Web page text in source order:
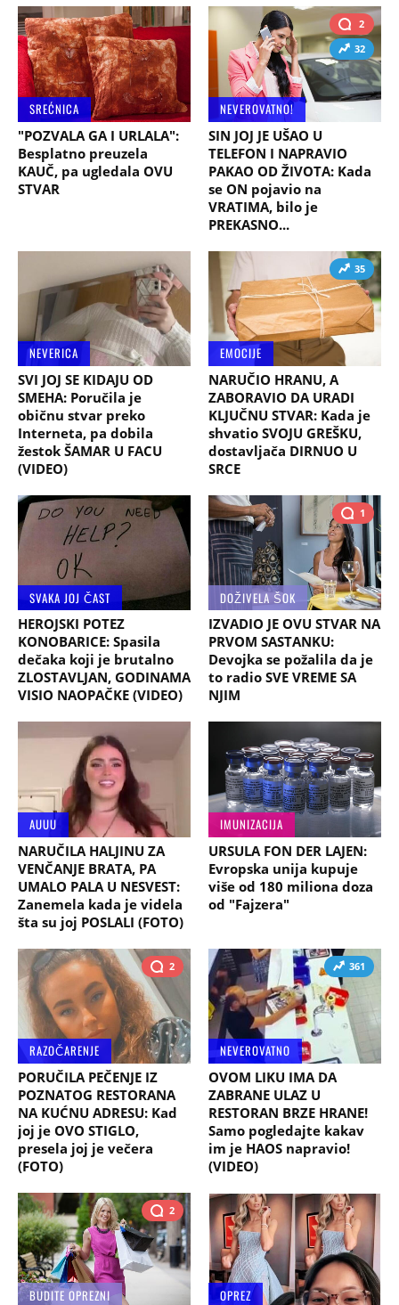
SREĆNICA
"POZVALA GA I URLALA":
Besplatno preuzela
KAUČ, pa ugledala OVU
STVAR
2
32
NEVEROVATNO!
SIN JOJ JE UŠAO U
TELEFON I NAPRAVIO
PAKAO OD ŽIVOTA: Kada
se ON pojavio na
VRATIMA, bilo je
PREKASNO...
NEVERICA
SVI JOJ SE KIDAJU OD
SMEHA: Poručila je
običnu stvar preko
Interneta, pa dobila
žestok ŠAMAR U FACU
(VIDEO)
35
EMOCIJE
NARUČIO HRANU, A
ZABORAVIO DA URADI
KLJUČNU STVAR: Kada je
shvatio SVOJU GREŠKU,
dostavljača DIRNUO U
SRCE
SVAKA JOJ ČAST
HEROJSKI POTEZ
KONOBARICE: Spasila
dečaka koji je brutalno
ZLOSTAVLJAN, GODINAMA
VISIO NAOPAČKE (VIDEO)
1
DOŽIVELA ŠOK
IZVADIO JE OVU STVAR NA
PRVOM SASTANKU:
Devojka se požalila da je
to radio SVE VREME SA
NJIM
AUUU
NARUČILA HALJINU ZA
VENČANJE BRATA, PA
UMALO PALA U NESVEST:
Zanemela kada je videla
šta su joj POSLALI (FOTO)
IMUNIZACIJA
URSULA FON DER LAJEN:
Evropska unija kupuje
više od 180 miliona doza
od "Fajzera"
2
RAZOČARENJE
PORUČILA PEČENJE IZ
POZNATOG RESTORANA
NA KUĆNU ADRESU: Kad
joj je OVO STIGLO,
presela joj je večera
(FOTO)
361
NEVEROVATNO
OVOM LIKU IMA DA
ZABRANE ULAZ U
RESTORAN BRZE HRANE!
Samo pogledajte kakav
im je HAOS napravio!
(VIDEO)
2
BUDITE OPREZNI
OPREZ